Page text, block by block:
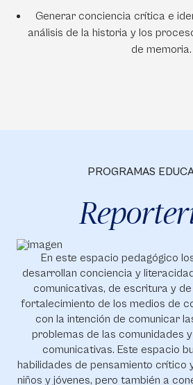
Generar conciencia crítica e
análisis de la historia y los
de memoria.
PROGRAMAS
En este espacio pedagógico
desarrollan conciencia y
comunicativas, de escritura y
fortalecimiento de los medios de
con la intención de comunicar
problemas de las comunidades
comunicativas. Este espacio
habilidades de pensamiento crítico
niños y jóvenes, pero también a